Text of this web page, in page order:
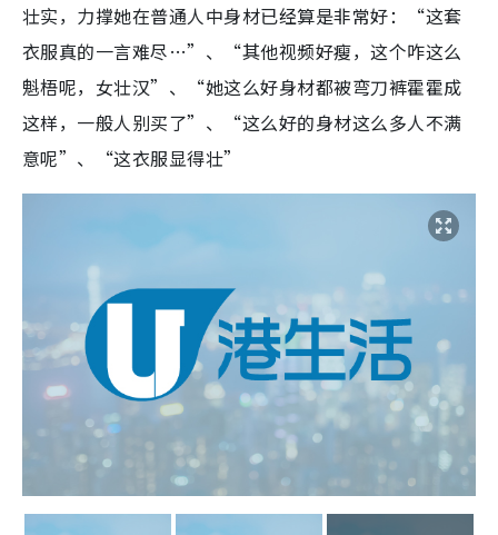
壮实，力撑她在普通人中身材已经算是非常好：“这套
衣服真的一言难尽…”、“其他视频好瘦，这个咋这么
魁梧呢，女壮汉”、“她这么好身材都被弯刀裤霍霍成
这样，一般人别买了”、“这么好的身材这么多人不满
意呢”、“这衣服显得壮”